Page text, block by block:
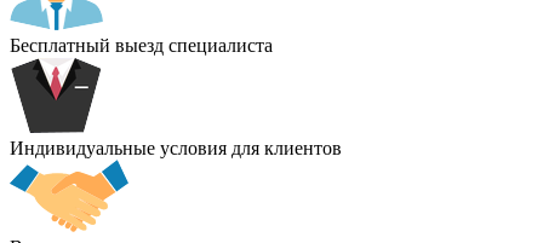
Бесплатный выезд специалиста
Индивидуальные условия для клиентов